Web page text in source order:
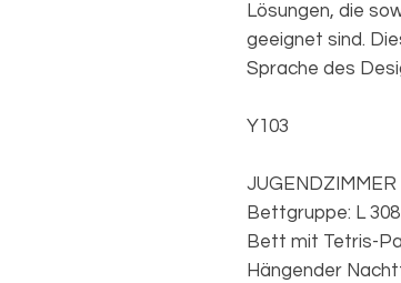
Lösungen, die
geeignet sind.
Sprache des
Y103
JUGENDZIMMER
Bettgruppe: L
Bett mit Tetris-
Hängender